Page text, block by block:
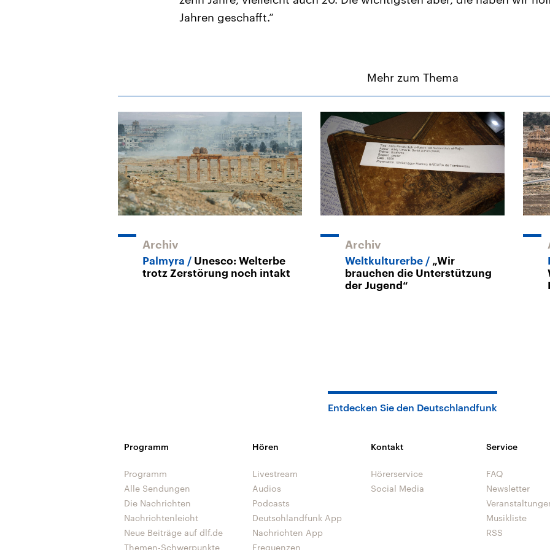
Jahren geschafft.“
Mehr zum Thema
Archiv
Palmyra
Unesco: Welterbe
trotz Zerstörung noch intakt
Archiv
Weltkulturerbe
„Wir
brauchen die Unterstützung
der Jugend“
Entdecken Sie den Deutschlandfunk
Programm
Programm
Alle Sendungen
Die Nachrichten
Nachrichtenleicht
Neue Beiträge auf dlf.de
Themen-Schwerpunkte
Hören
Livestream
Audios
Podcasts
Deutschlandfunk App
Nachrichten App
Frequenzen
Kontakt
Hörerservice
Social Media
Service
FAQ
Newsletter
Musikliste
RSS